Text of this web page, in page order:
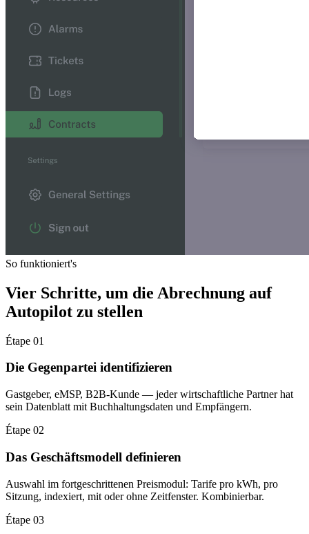
So funktioniert's
Vier Schritte, um die Abrechnung auf
Autopilot zu stellen
Étape 01
Die Gegenpartei identifizieren
Gastgeber, eMSP, B2B-Kunde — jeder wirtschaftliche Partner hat
sein Datenblatt mit Buchhaltungsdaten und Empfängern.
Étape 02
Das Geschäftsmodell definieren
Auswahl im fortgeschrittenen Preismodul: Tarife pro kWh, pro
Sitzung, indexiert, mit oder ohne Zeitfenster. Kombinierbar.
Étape 03